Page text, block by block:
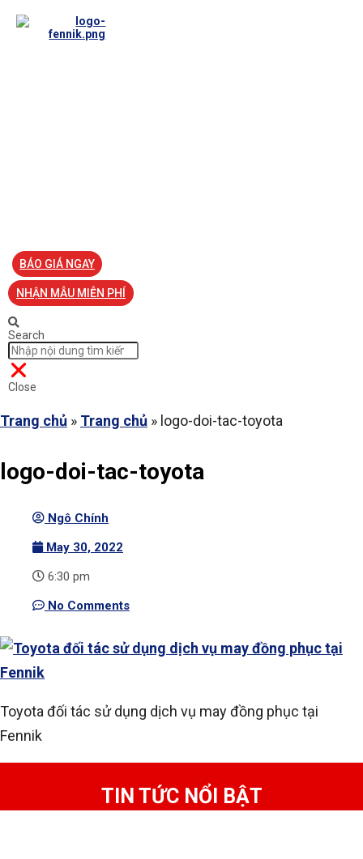
BÁO GIÁ NGAY
NHẬN MẪU MIỄN PHÍ
Search
Close
Trang chủ » Trang chủ » logo-doi-tac-toyota
logo-doi-tac-toyota
Ngô Chính
May 30, 2022
6:30 pm
No Comments
Toyota đối tác sử dụng dịch vụ may đồng phục tại
Fennik
TIN TỨC NỔI BẬT